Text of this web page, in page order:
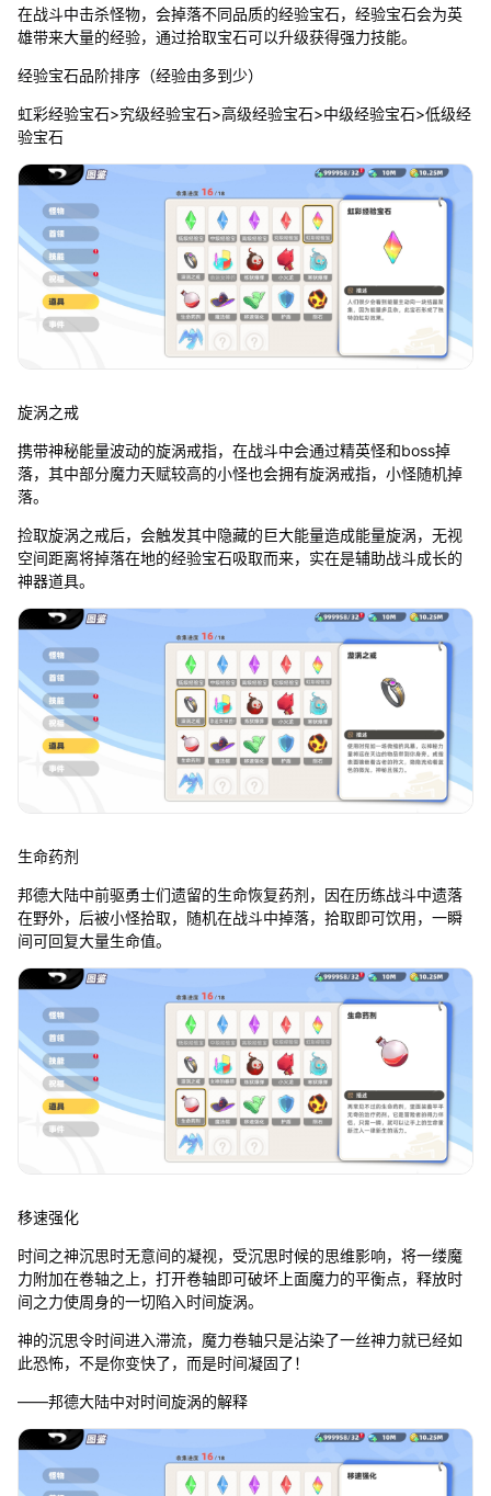
在战斗中击杀怪物，会掉落不同品质的经验宝石，经验宝石会为英
雄带来大量的经验，通过拾取宝石可以升级获得强力技能。
经验宝石品阶排序（经验由多到少）
虹彩经验宝石>究级经验宝石>高级经验宝石>中级经验宝石>低级经
验宝石
旋涡之戒
携带神秘能量波动的旋涡戒指，在战斗中会通过精英怪和boss掉
落，其中部分魔力天赋较高的小怪也会拥有旋涡戒指，小怪随机掉
落。
捡取旋涡之戒后，会触发其中隐藏的巨大能量造成能量旋涡，无视
空间距离将掉落在地的经验宝石吸取而来，实在是辅助战斗成长的
神器道具。
生命药剂
邦德大陆中前驱勇士们遗留的生命恢复药剂，因在历练战斗中遗落
在野外，后被小怪拾取，随机在战斗中掉落，拾取即可饮用，一瞬
间可回复大量生命值。
移速强化
时间之神沉思时无意间的凝视，受沉思时候的思维影响，将一缕魔
力附加在卷轴之上，打开卷轴即可破坏上面魔力的平衡点，释放时
间之力使周身的一切陷入时间旋涡。
神的沉思令时间进入滞流，魔力卷轴只是沾染了一丝神力就已经如
此恐怖，不是你变快了，而是时间凝固了！
——邦德大陆中对时间旋涡的解释